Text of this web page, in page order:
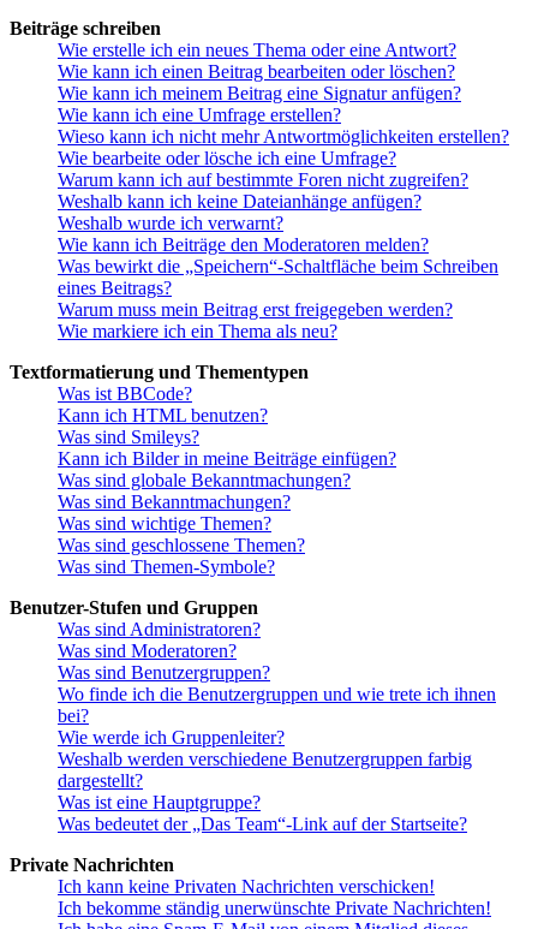
Beiträge schreiben
Wie erstelle ich ein neues Thema oder eine Antwort?
Wie kann ich einen Beitrag bearbeiten oder löschen?
Wie kann ich meinem Beitrag eine Signatur anfügen?
Wie kann ich eine Umfrage erstellen?
Wieso kann ich nicht mehr Antwortmöglichkeiten erstellen?
Wie bearbeite oder lösche ich eine Umfrage?
Warum kann ich auf bestimmte Foren nicht zugreifen?
Weshalb kann ich keine Dateianhänge anfügen?
Weshalb wurde ich verwarnt?
Wie kann ich Beiträge den Moderatoren melden?
Was bewirkt die „Speichern“-Schaltfläche beim Schreiben
eines Beitrags?
Warum muss mein Beitrag erst freigegeben werden?
Wie markiere ich ein Thema als neu?
Textformatierung und Thementypen
Was ist BBCode?
Kann ich HTML benutzen?
Was sind Smileys?
Kann ich Bilder in meine Beiträge einfügen?
Was sind globale Bekanntmachungen?
Was sind Bekanntmachungen?
Was sind wichtige Themen?
Was sind geschlossene Themen?
Was sind Themen-Symbole?
Benutzer-Stufen und Gruppen
Was sind Administratoren?
Was sind Moderatoren?
Was sind Benutzergruppen?
Wo finde ich die Benutzergruppen und wie trete ich ihnen
bei?
Wie werde ich Gruppenleiter?
Weshalb werden verschiedene Benutzergruppen farbig
dargestellt?
Was ist eine Hauptgruppe?
Was bedeutet der „Das Team“-Link auf der Startseite?
Private Nachrichten
Ich kann keine Privaten Nachrichten verschicken!
Ich bekomme ständig unerwünschte Private Nachrichten!